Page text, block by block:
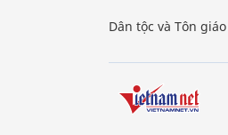
Dân tộc và Tôn giáo